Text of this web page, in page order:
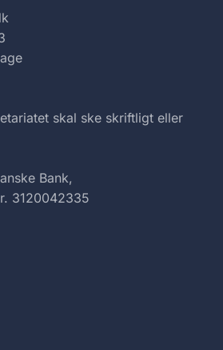
skal ske skriftligt eller
Bank,
3120042335